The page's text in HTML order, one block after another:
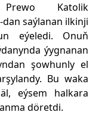
Katolik
saýlanan ilkinji
eýeledi. Onuň
ýygnanan
şowhunly el
Bu waka
eýsem halkara
döretdi.